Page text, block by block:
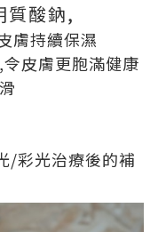
酸鈉,
膚持續保濕
,令皮膚更胞滿健康
/彩光治療後的補